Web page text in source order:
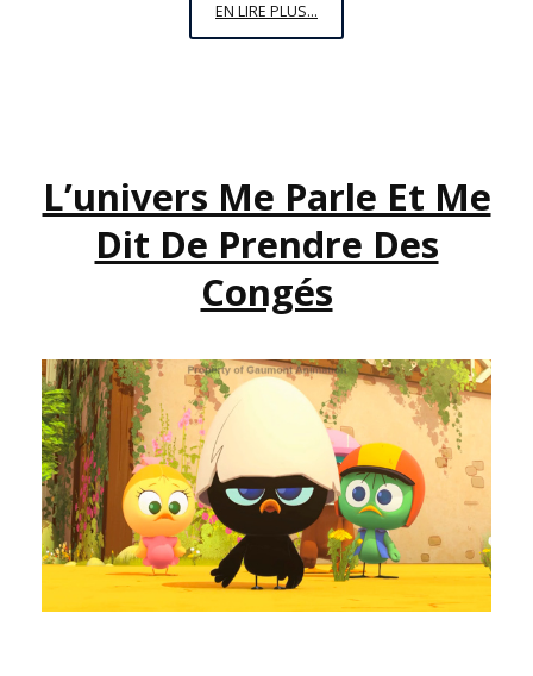
EN LIRE PLUS...
S’EN
BELLE
!
L’univers Me Parle Et Me
Dit De Prendre Des
Congés